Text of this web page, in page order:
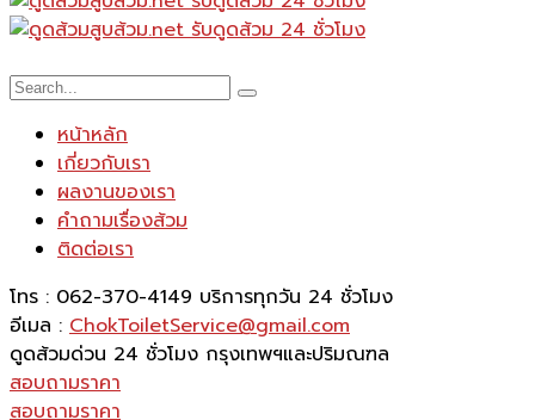
หน้าหลัก
เกี่ยวกับเรา
ผลงานของเรา
คำถามเรื่องส้วม
ติดต่อเรา
โทร : 062-370-4149 บริการทุกวัน 24 ชั่วโมง
อีเมล : ChokToiletService@gmail.com
ดูดส้วมด่วน 24 ชั่วโมง กรุงเทพฯและปริมณฑล
สอบถามราคา
สอบถามราคา